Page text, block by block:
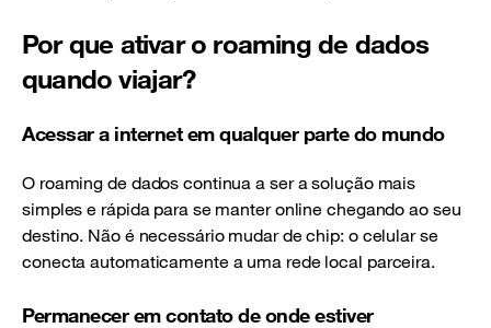
Por que ativar o roaming de dados
quando viajar?
Acessar a internet em qualquer parte do mundo
O roaming de dados continua a ser a solução mais
simples e rápida para se manter online chegando ao seu
destino. Não é necessário mudar de chip: o celular se
conecta automaticamente a uma rede local parceira.
Permanecer em contato de onde estiver